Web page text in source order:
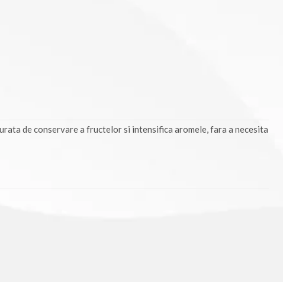
de conservare a fructelor si intensifica aromele, fara a necesita